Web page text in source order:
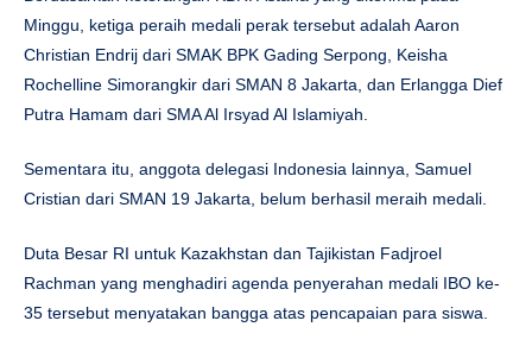
Minggu, ketiga peraih medali perak tersebut adalah Aaron
Christian Endrij dari SMAK BPK Gading Serpong, Keisha
Rochelline Simorangkir dari SMAN 8 Jakarta, dan Erlangga Dief
Putra Hamam dari SMA Al Irsyad Al Islamiyah.
Sementara itu, anggota delegasi Indonesia lainnya, Samuel
Cristian dari SMAN 19 Jakarta, belum berhasil meraih medali.
Duta Besar RI untuk Kazakhstan dan Tajikistan Fadjroel
Rachman yang menghadiri agenda penyerahan medali IBO ke-
35 tersebut menyatakan bangga atas pencapaian para siswa.